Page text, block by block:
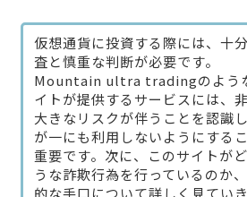
仮想通貨に投資する際には、十
査と慎重な判断が必要です。
Mountain ultra tradingのよう
イトが提供するサービスには、
大きなリスクが伴うことを認識
が一にも利用しないようにする
重要です。次に、このサイトが
うな詐欺行為を行っているのか
的な手口について詳しく見てい